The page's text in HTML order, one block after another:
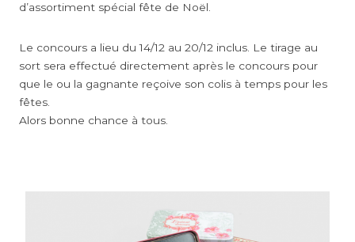
d’assortiment spécial fête de Noël.
Le concours a lieu du 14/12 au 20/12 inclus. Le tirage au
sort sera effectué directement après le concours pour
que le ou la gagnante reçoive son colis à temps pour les
fêtes.
Alors bonne chance à tous.